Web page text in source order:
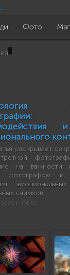
Фото
раскрывает
на важности
фотографом и
снимков.
2026 г., 06:00